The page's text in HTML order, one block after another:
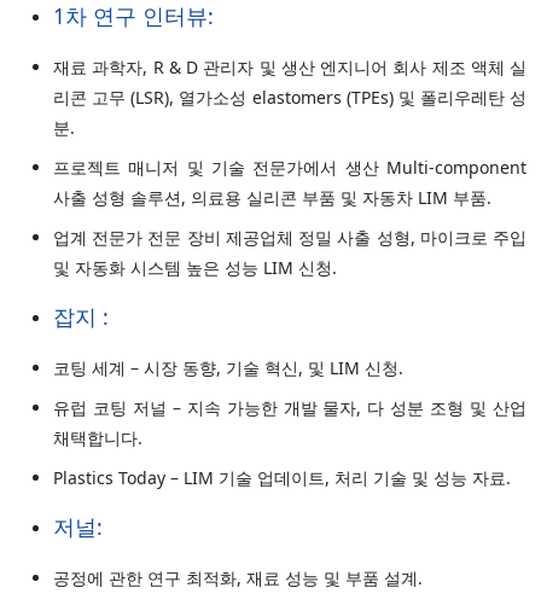
1차 연구 인터뷰:
재료 과학자, R & D 관리자 및 생산 엔지니어 회사 제조 액체 실
리콘 고무 (LSR), 열가소성 elastomers (TPEs) 및 폴리우레탄 성
분.
프로젝트 매니저 및 기술 전문가에서 생산 Multi-component
사출 성형 솔루션, 의료용 실리콘 부품 및 자동차 LIM 부품.
업계 전문가 전문 장비 제공업체 정밀 사출 성형, 마이크로 주입
및 자동화 시스템 높은 성능 LIM 신청.
잡지 :
코팅 세계 – 시장 동향, 기술 혁신, 및 LIM 신청.
유럽 코팅 저널 – 지속 가능한 개발 물자, 다 성분 조형 및 산업
채택합니다.
Plastics Today – LIM 기술 업데이트, 처리 기술 및 성능 자료.
저널:
공정에 관한 연구 최적화, 재료 성능 및 부품 설계.